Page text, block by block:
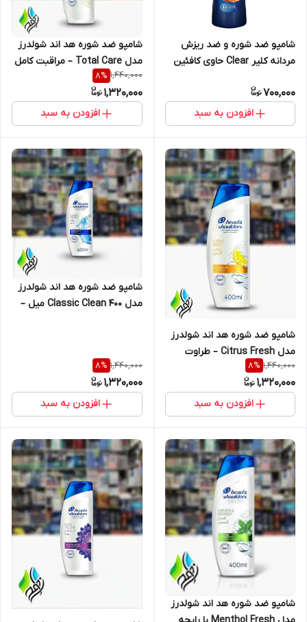
شامپو ضد شوره و ضد ریزش
مردانه کلیر Clear حاوی کافئین
700,000
افزودن به سبد
شامپو ضد شوره هد اند شولدرز
مدل Total Care – مراقبت کامل
موها
1,440,000
8%
1,320,000
افزودن به سبد
شامپو ضد شوره هد اند شولدرز
مدل Citrus Fresh – طراوت
لیمویی
1,440,000
8%
1,320,000
افزودن به سبد
شامپو ضد شوره هد اند شولدرز
مدل Classic Clean 400 میل –
1,440,000
8%
1,320,000
افزودن به سبد
شامپو ضد شوره هد اند شولدرز